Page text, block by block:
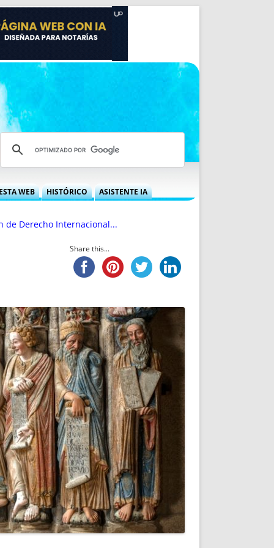
IRPF
WEB
IDEARIO WEB
PREMIO NYR
NUEVA ETAPA
POLÍTICA DE PRIVACIDAD
AVISO LEGAL
REPORTAR INCIDENCIA
LOGOTIPO
ENTREVISTAS
SONRISA
ENVÍA CORREO
CANALES DE VÍDEO
HISTÓRICO ASISTENTE IA
de Derecho Internacional...
Share this...